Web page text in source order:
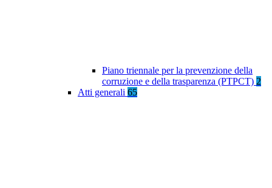
Piano triennale per la prevenzione della
corruzione e della trasparenza (PTPCT) 2
Atti generali 65